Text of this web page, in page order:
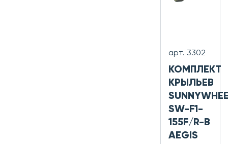
арт. 3302
КОМПЛЕКТ
КРЫЛЬЕВ
SW-F1-
155F/R-B
AEGIS